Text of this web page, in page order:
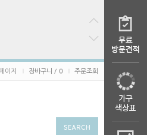
이지 장바구니 / 0 주문조회